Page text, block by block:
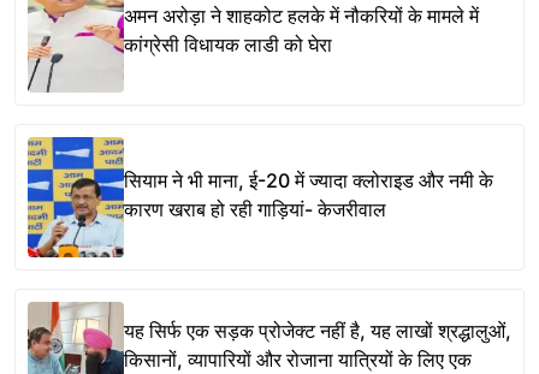
अमन अरोड़ा ने शाहकोट हलके में नौकरियों के मामले में
कांग्रेसी विधायक लाडी को घेरा
सियाम ने भी माना, ई-20 में ज्यादा क्लोराइड और नमी के
कारण खराब हो रही गाड़ियां- केजरीवाल
यह सिर्फ एक सड़क प्रोजेक्ट नहीं है, यह लाखों श्रद्धालुओं,
किसानों, व्यापारियों और रोजाना यात्रियों के लिए एक